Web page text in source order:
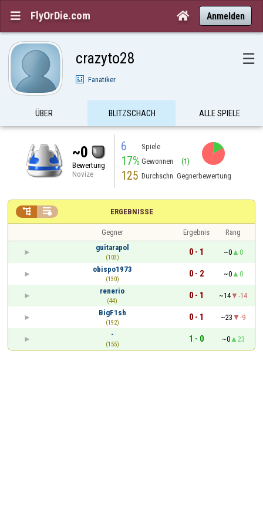
 FlyOrDie.com  Anmelden
crazyto28 ☰
Fanatiker
ÜBER BLITZSCHACH ALLE SPIELE
~0
Bewertung
Novize
6 Spiele
17% Gewonnen (1)
125 Durchschn. Gegnerbewertung
ERGEBNISSE
 
Gegner Ergebnis
Rang
guitarapol
(103)
0 - 1 ~0
0
obispo1973
(130)
0 - 2 ~0
0
renerio
(44)
0 - 1 ~14
-14
BigF1sh
(192)
0 - 1 ~23
-9
-
(155)
1 - 0 ~0 23